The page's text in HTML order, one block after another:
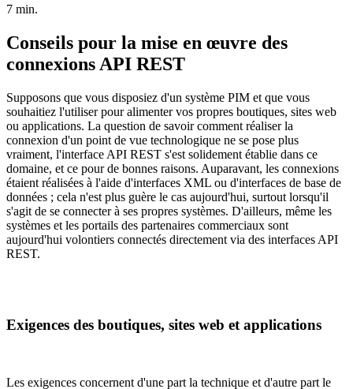
7 min.
Conseils pour la mise en œuvre des
connexions API REST
Supposons que vous disposiez d'un système PIM et que vous
souhaitiez l'utiliser pour alimenter vos propres boutiques, sites web
ou applications. La question de savoir comment réaliser la
connexion d'un point de vue technologique ne se pose plus
vraiment, l'interface API REST s'est solidement établie dans ce
domaine, et ce pour de bonnes raisons. Auparavant, les connexions
étaient réalisées à l'aide d'interfaces XML ou d'interfaces de base de
données ; cela n'est plus guère le cas aujourd'hui, surtout lorsqu'il
s'agit de se connecter à ses propres systèmes. D'ailleurs, même les
systèmes et les portails des partenaires commerciaux sont
aujourd'hui volontiers connectés directement via des interfaces API
REST.
Exigences des boutiques, sites web et applications
Les exigences concernent d'une part la technique et d'autre part le